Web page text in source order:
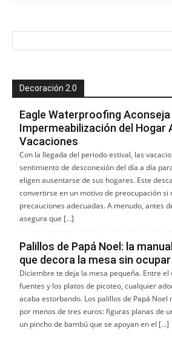
Decoración 2.0
Eagle Waterproofing Aconseja
Impermeabilización del Hogar
Vacaciones
Con la llegada del periodo estival, las
sentimiento de desconexión del día a día
eligen ausentarse de sus hogares. Este
convertirse en un motivo de preocupación si
precauciones adecuadas. A menudo, antes
asegura que […]
Palillos de Papá Noel: la
que decora la mesa sin
Diciembre te deja la mesa pequeña. Entre el
fuentes y los platos de picoteo, cualquier
acaba estorbando. Los palillos de Papá Noel
por menos de tres euros: figuras planas de
un pincho de bambú que se apoyan en el […]